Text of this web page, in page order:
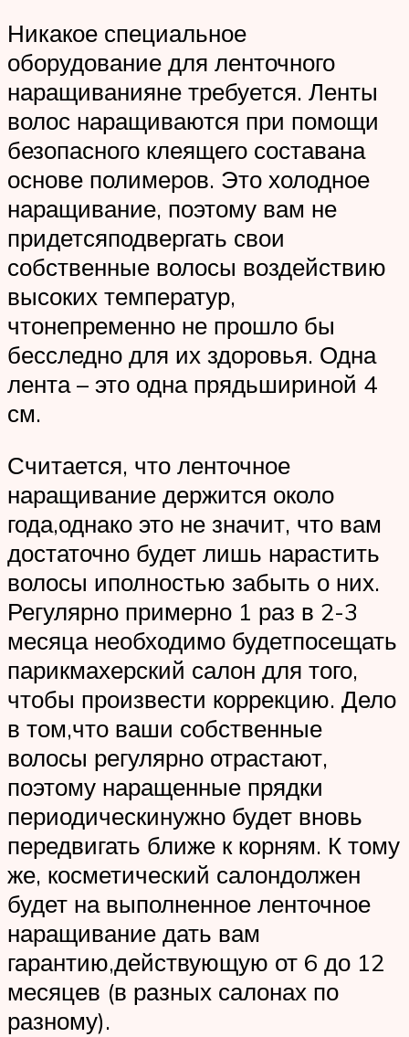
Никакое специальное
оборудование для ленточного
наращиванияне требуется. Ленты
волос наращиваются при помощи
безопасного клеящего составана
основе полимеров. Это холодное
наращивание, поэтому вам не
придетсяподвергать свои
собственные волосы воздействию
высоких температур,
чтонепременно не прошло бы
бесследно для их здоровья. Одна
лента – это одна прядьшириной 4
см.
Считается, что ленточное
наращивание держится около
года,однако это не значит, что вам
достаточно будет лишь нарастить
волосы иполностью забыть о них.
Регулярно примерно 1 раз в 2-3
месяца необходимо будетпосещать
парикмахерский салон для того,
чтобы произвести коррекцию. Дело
в том,что ваши собственные
волосы регулярно отрастают,
поэтому наращенные прядки
периодическинужно будет вновь
передвигать ближе к корням. К тому
же, косметический салондолжен
будет на выполненное ленточное
наращивание дать вам
гарантию,действующую от 6 до 12
месяцев (в разных салонах по
разному).